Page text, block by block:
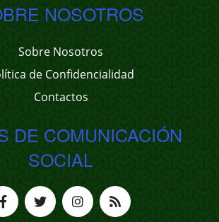
NOSOTROS
Sobre Nosotros
de Confidencialidad
Contactos
DE COMUNICACIÓN
SOCIAL